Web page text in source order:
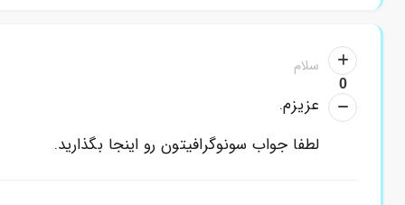
0
سلام
عزیزم.
لطفا جواب سونوگرافیتون رو اینجا بگذارید.